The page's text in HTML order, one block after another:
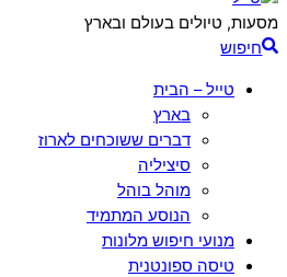
מסעות, טיולים בעולם ובארץ
חיפוש
טייל – הבית
בארץ
דברים ששוכחים לארוז
סיציליה
מוהל בוהל
הנוסע המתמיד
מנועי חיפוש מלונות
טיסה ספונטנית